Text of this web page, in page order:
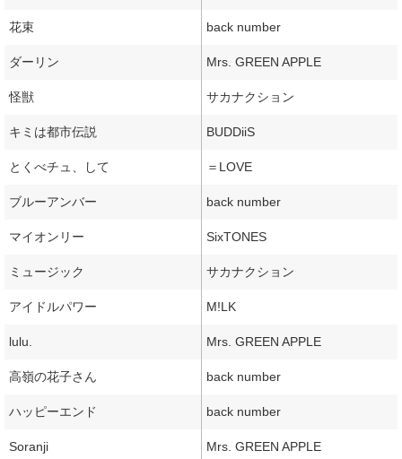
花束 back number
ダーリン Mrs. GREEN APPLE
怪獣 サカナクション
キミは都市伝説 BUDDiiS
とくべチュ、して ＝LOVE
ブルーアンバー back number
マイオンリー SixTONES
ミュージック サカナクション
アイドルパワー M!LK
lulu. Mrs. GREEN APPLE
高嶺の花子さん back number
ハッピーエンド back number
Soranji Mrs. GREEN APPLE